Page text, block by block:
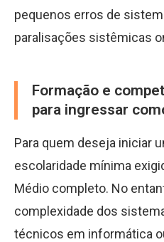
pequenos erros de
paralisações sistêmicas
Formação e
para ingressar
Para quem deseja iniciar
escolaridade mínima
Médio completo. No
complexidade dos
técnicos em informática